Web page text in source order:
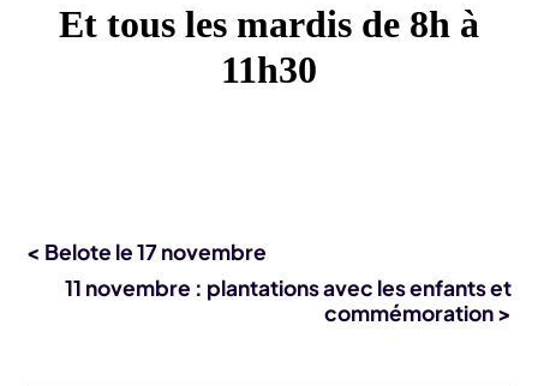
Et tous les mardis de 8h à
11h30
< Belote le 17 novembre
11 novembre : plantations avec les enfants et
commémoration >